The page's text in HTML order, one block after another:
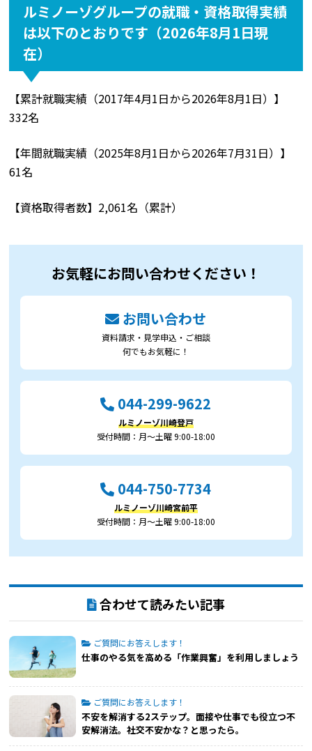
ルミノーゾグループの就職・資格取得実績
は以下のとおりです（2026年8月1日現
在）
【累計就職実績（2017年4月1日から2026年8月1日）】
332名
【年間就職実績（2025年8月1日から2026年7月31日）】
61名
【資格取得者数】2,061名（累計）
お気軽にお問い合わせください！
お問い合わせ
資料請求・見学申込・ご相談
何でもお気軽に！
044-299-9622
ルミノーゾ川崎登戸
受付時間：月～土曜 9:00-18:00
044-750-7734
ルミノーゾ川崎宮前平
受付時間：月～土曜 9:00-18:00
合わせて読みたい記事
ご質問にお答えします！
仕事のやる気を高める「作業興奮」を利用しましょう
ご質問にお答えします！
不安を解消する2ステップ。面接や仕事でも役立つ不
安解消法。社交不安かな？と思ったら。